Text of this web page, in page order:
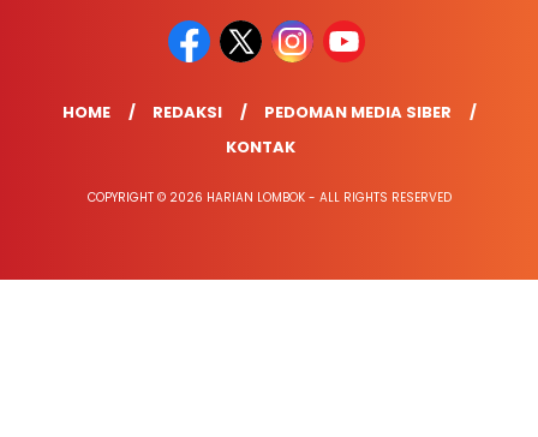
HOME REDAKSI
PEDOMAN MEDIA SIBER
KONTAK
COPYRIGHT © 2026 HARIAN LOMBOK - ALL RIGHTS RESERVED